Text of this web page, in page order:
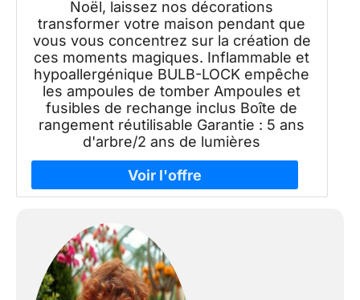
Noël, laissez nos décorations
transformer votre maison pendant que
vous vous concentrez sur la création de
ces moments magiques. Inflammable et
hypoallergénique BULB-LOCK empêche
les ampoules de tomber Ampoules et
fusibles de rechange inclus Boîte de
rangement réutilisable Garantie : 5 ans
d'arbre/2 ans de lumières